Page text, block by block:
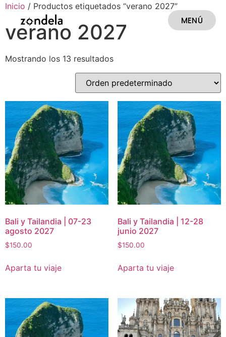
MENÚ
Inicio / Productos etiquetados “verano 2027”
verano 2027
Mostrando los 13 resultados
Bali y Tailandia | 07-23
agosto 2027
$150.00
Aparta tu viaje
Bali y Tailandia | 12-28
junio 2027
$150.00
Aparta tu viaje